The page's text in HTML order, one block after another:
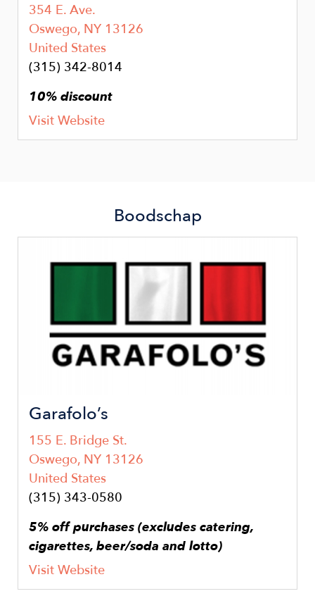
354 E. Ave.
Oswego, NY 13126
United States
(315) 342-8014
10% discount
Visit Website
Boodschap
Garafolo’s
155 E. Bridge St.
Oswego, NY 13126
United States
(315) 343-0580
5% off purchases (excludes catering,
cigarettes, beer/soda and lotto)
Visit Website